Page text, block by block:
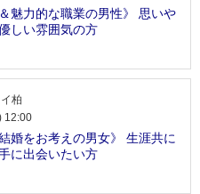
＆魅力的な職業の男性》 思いや
しい雰囲気の方
柏
12:00
結婚をお考えの男女》 生涯共に
に出会いたい方